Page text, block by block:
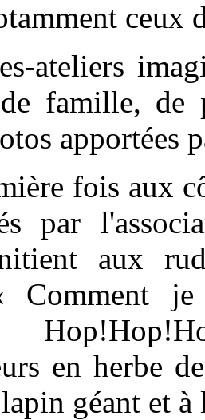
ceux
ateliers
famille, de
apportées
fois aux
par
aux
Comment
en herbe
géant et